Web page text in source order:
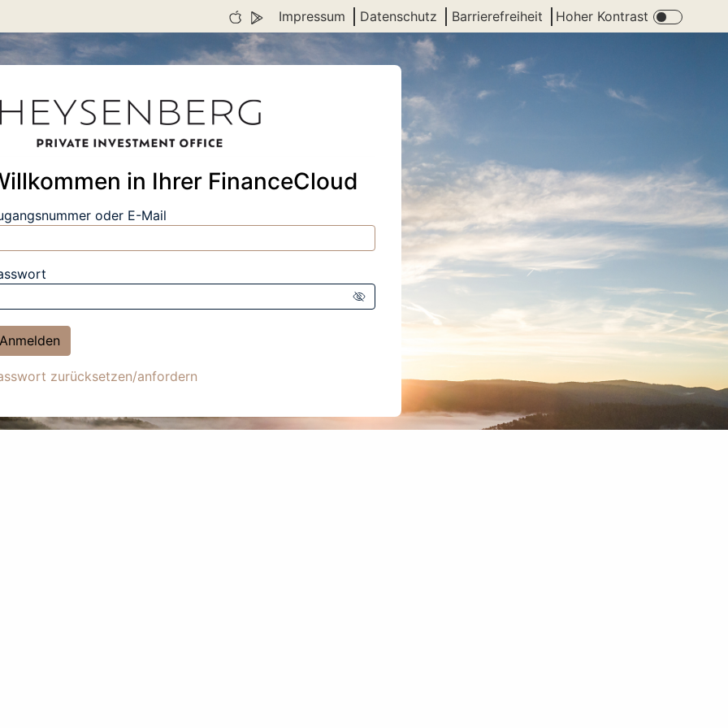
Impressum Datenschutz Barrierefreiheit Hoher Kontrast
in Ihrer FinanceCloud
zur Sucheoder E-Mail
zur Suche
Icon für verborgenen Text
Anmelden
zurücksetzen/­anfordern